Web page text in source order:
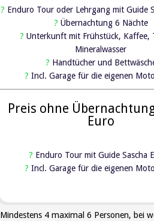
? Enduro Tour oder Lehrgang mit Guide
? Übernachtung 6 Nächte
? Unterkunft mit Frühstück, Kaffee,
Mineralwasser
? Handtücher und
? Incl. Garage für die eigenen
Preis ohne
Euro
? Enduro Tour mit Guide Sascha
? Incl. Garage für die eigenen
Mindestens 4 maximal 6 Personen, bei